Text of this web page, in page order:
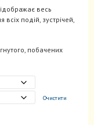
весь
подій, зустрічей,
побачених
Очистити